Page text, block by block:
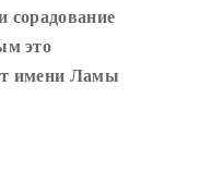
сорадование
это
имени Ламы